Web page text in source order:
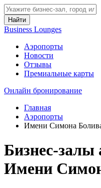
Найти
Business Lounges
Аэропорты
Новости
Отзывы
Премиальные карты
Онлайн бронирование
Главная
Аэропорты
Имени Симона
Бизнес-залы
Имени